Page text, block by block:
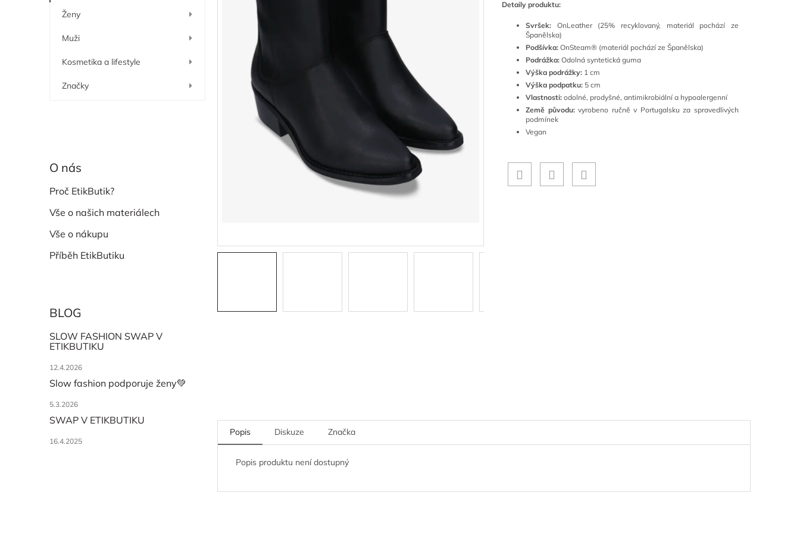
í
Ženy
Muži
Kosmetika a lifestyle
Značky
O nás
Proč EtikButik?
Vše o našich materiálech
Vše o nákupu
Příběh EtikButiku
BLOG
SLOW FASHION SWAP V
ETIKBUTIKU
12.4.2026
Slow fashion podporuje ženy💚
5.3.2026
SWAP V ETIKBUTIKU
16.4.2025
Detaily produktu:
Svršek: OnLeather (25% recyklovaný, materiál pochází ze
Španělska)
Podšívka: OnSteam® (materiál pochází ze Španělska)
Podrážka: Odolná syntetická guma
Výška podrážky: 1 cm
Výška podpatku: 5 cm
Vlastnosti: odolné, prodyšné, antimikrobiální a hypoalergenní
Země původu:vyrobeno ručně v Portugalsku za spravedlivých
podmínek
Vegan
Popis Diskuze Značka
Popis produktu není dostupný